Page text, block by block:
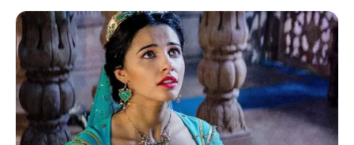
ΚΟΙΝΩΝΙΚΑ ΔΙΚΤΥΑ
FACEBOOK ΑΡΈΣΕΙ